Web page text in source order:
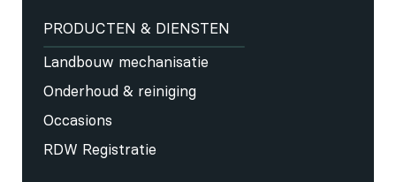
PRODUCTEN & DIENSTEN
Landbouw mechanisatie
Onderhoud & reiniging
Occasions
RDW Registratie